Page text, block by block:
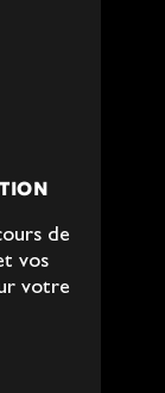
de
vos
votre